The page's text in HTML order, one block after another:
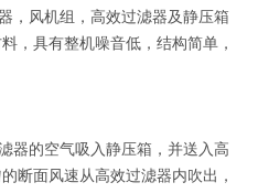
，风机组，高效过滤器及静压箱
，具有整机噪音低，结构简单，
器的空气吸入静压箱，并送入高
断面风速从高效过滤器内吹出，